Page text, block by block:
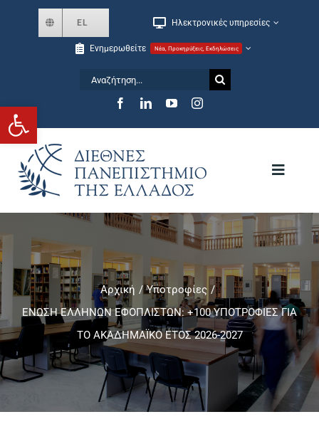
Ανοίξτε τη γραμμή εργαλείων
EL Ηλεκτρονικές υπηρεσίες
Ενημερωθείτε Νέα, Προκηρύξεις, Εκδηλώσεις
Αναζήτηση
Toggle
Σχολές και Τμήματα
Μεταπτυχιακά
Πανεπιστημιακές Μονάδες
Αρχική
Υποτροφίες
ΕΝΩΣΗ ΕΛΛΗΝΩΝ ΕΦΟΠΛΙΣΤΩΝ: +100 ΥΠΟΤΡΟΦΙΕΣ ΓΙΑ
ΤΟ ΑΚΑΔΗΜΑΪΚΟ ΕΤΟΣ 2026-2027